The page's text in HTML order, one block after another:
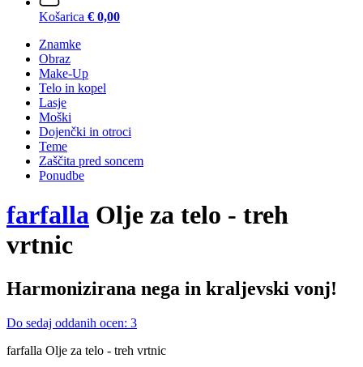
Košarica € 0,00
Znamke
Obraz
Make-Up
Telo in kopel
Lasje
Moški
Dojenčki in otroci
Teme
Zaščita pred soncem
Ponudbe
farfalla Olje za telo - treh
vrtnic
Harmonizirana nega in kraljevski vonj!
Do sedaj oddanih ocen: 3
farfalla Olje za telo - treh vrtnic